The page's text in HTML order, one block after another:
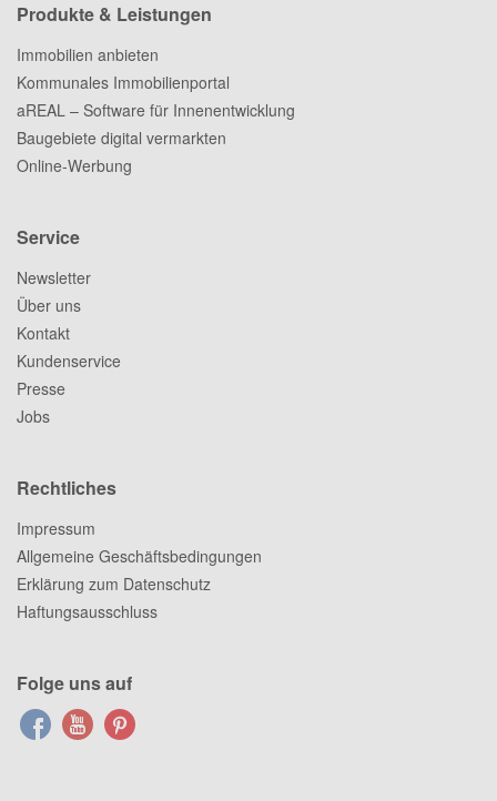
Produkte & Leistungen
Immobilien anbieten
Kommunales Immobilienportal
aREAL – Software für Innenentwicklung
Baugebiete digital vermarkten
Online-Werbung
Service
Newsletter
Über uns
Kontakt
Kundenservice
Presse
Jobs
Rechtliches
Impressum
Allgemeine Geschäftsbedingungen
Erklärung zum Datenschutz
Haftungsausschluss
Folge uns auf